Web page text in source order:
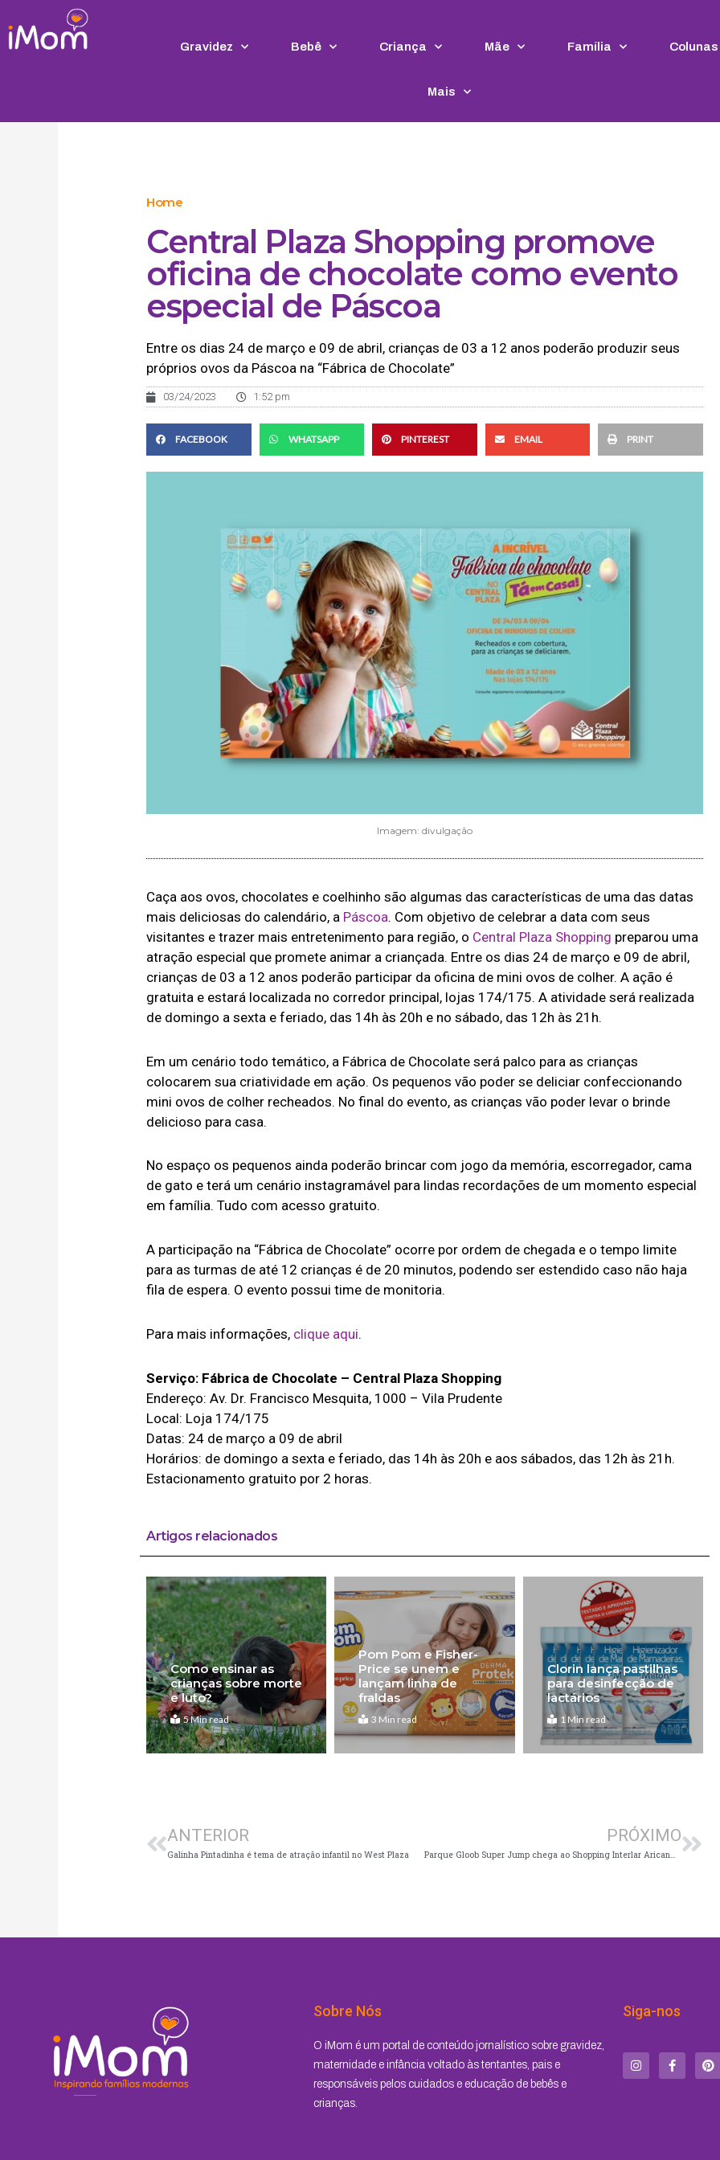
para
Gravidez Bebê Criança Mãe Família Colunas
Mais
Home
Central Plaza Shopping promove
oficina de chocolate como evento
especial de Páscoa
Entre os dias 24 de março e 09 de abril, crianças de 03 a 12 anos poderão produzir seus
próprios ovos da Páscoa na “Fábrica de Chocolate”
03/24/2023 1:52 pm
FACEBOOK WHATSAPP PINTEREST EMAIL PRINT
Imagem: divulgação
Caça aos ovos, chocolates e coelhinho são algumas das características de uma das datas
mais deliciosas do calendário, a Páscoa. Com objetivo de celebrar a data com seus
visitantes e trazer mais entretenimento para região, o Central Plaza Shopping preparou uma
atração especial que promete animar a criançada. Entre os dias 24 de março e 09 de abril,
crianças de 03 a 12 anos poderão participar da oficina de mini ovos de colher. A ação é
gratuita e estará localizada no corredor principal, lojas 174/175. A atividade será realizada
de domingo a sexta e feriado, das 14h às 20h e no sábado, das 12h às 21h.
Em um cenário todo temático, a Fábrica de Chocolate será palco para as crianças
colocarem sua criatividade em ação. Os pequenos vão poder se deliciar confeccionando
mini ovos de colher recheados. No final do evento, as crianças vão poder levar o brinde
delicioso para casa.
No espaço os pequenos ainda poderão brincar com jogo da memória, escorregador, cama
de gato e terá um cenário instagramável para lindas recordações de um momento especial
em família. Tudo com acesso gratuito.
A participação na “Fábrica de Chocolate” ocorre por ordem de chegada e o tempo limite
para as turmas de até 12 crianças é de 20 minutos, podendo ser estendido caso não haja
fila de espera. O evento possui time de monitoria.
Para mais informações, clique aqui.
Serviço: Fábrica de Chocolate – Central Plaza Shopping
Endereço: Av. Dr. Francisco Mesquita, 1000 – Vila Prudente
Local: Loja 174/175
Datas: 24 de março a 09 de abril
Horários: de domingo a sexta e feriado, das 14h às 20h e aos sábados, das 12h às 21h.
Estacionamento gratuito por 2 horas.
Artigos relacionados
Como ensinar as
crianças sobre morte
e luto?
5 Min read
Pom Pom e Fisher-
Price se unem e
lançam linha de
fraldas
3 Min read
Clorin lança pastilhas
para desinfecção de
lactários
1 Min read
ANTERIOR
Galinha Pintadinha é tema de atração infantil no West Plaza
PRÓXIMO
Parque Gloob Super Jump chega ao Shopping Interlar Aricanduva
Sobre Nós
O iMom é um portal de conteúdo jornalístico sobre gravidez,
maternidade e infância voltado às tentantes, pais e
responsáveis pelos cuidados e educação de bebês e
crianças.
Siga-nos
n
s
t
a
c
e
i
n
t